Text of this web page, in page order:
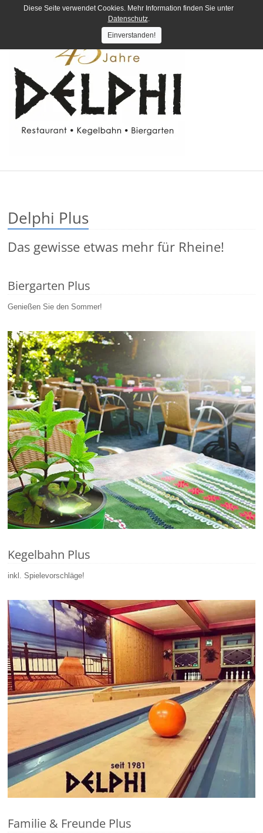
Delphi Plus
Das gewisse etwas mehr für Rheine!
Biergarten Plus
Genießen Sie den Sommer!
Kegelbahn Plus
inkl. Spielevorschläge!
Familie & Freunde Plus
Diese Seite verwendet Cookies. Mehr Information finden Sie unter
Datenschutz.
Einverstanden!